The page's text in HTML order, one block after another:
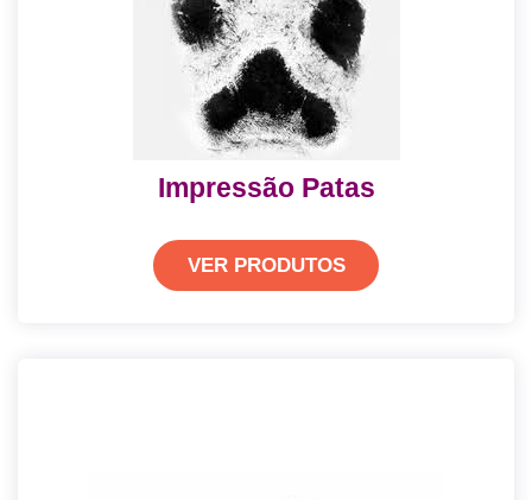
Impressão Patas
VER PRODUTOS